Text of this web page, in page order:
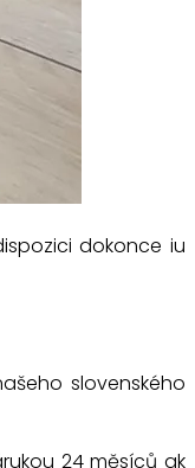
dokonce iu
slovenského
24 měsíců ak